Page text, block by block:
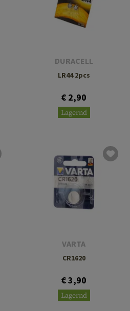
DURACELL
LR44 2pcs
€ 2,90
Lagernd
VARTA
CR1620
€ 3,90
Lagernd